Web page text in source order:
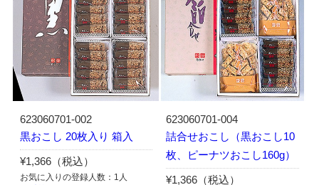
623060701-002
黒おこし 20枚入り 箱入
¥1,366（税込）
お気に入りの登録人数：1人
623060701-004
詰合せおこし（黒おこし10
枚、ピーナツおこし160g）
¥1,366（税込）